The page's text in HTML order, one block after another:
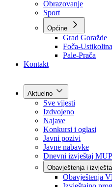
Historija (digitalni
Privreda
Turizam
Obrazovanje
Sport
Općine
Kontakt
Aktuelno
Sve vijesti
Izdvojeno
Najave
Konkursi i oglasi
Javni pozivi
Javne nabavke
Dnevni izvještaj